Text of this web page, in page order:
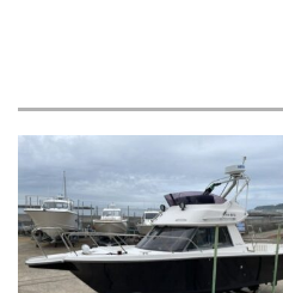
2025年10月
2025年9月
2025年8月